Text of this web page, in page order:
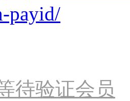
payid/
待验证会员